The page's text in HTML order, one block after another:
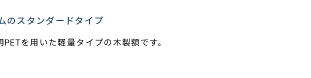
のスタンダードタイプ
PETを用いた軽量タイプの木製額です。